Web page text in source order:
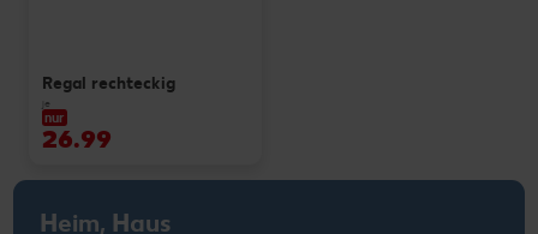
Regal rechteckig
je
nur
26.99
Heim, Haus